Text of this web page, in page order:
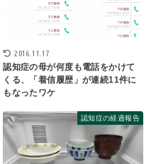
2016.11.17
認知症の母が何度も電話をかけて
くる、「着信履歴」が連続11件に
もなったワケ
認知症の経過報告